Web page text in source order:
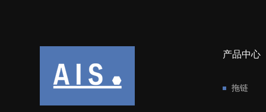
产品中心
拖链